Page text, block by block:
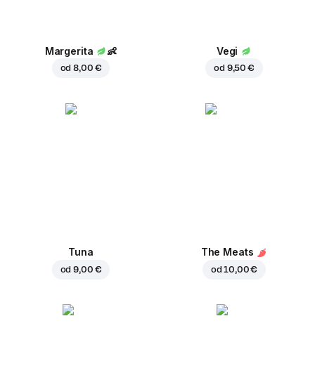
Margerita 👶
od8,00 €
Vegi
od 9,50 €
Tuna
od9,00 €
The Meats
od10,00 €